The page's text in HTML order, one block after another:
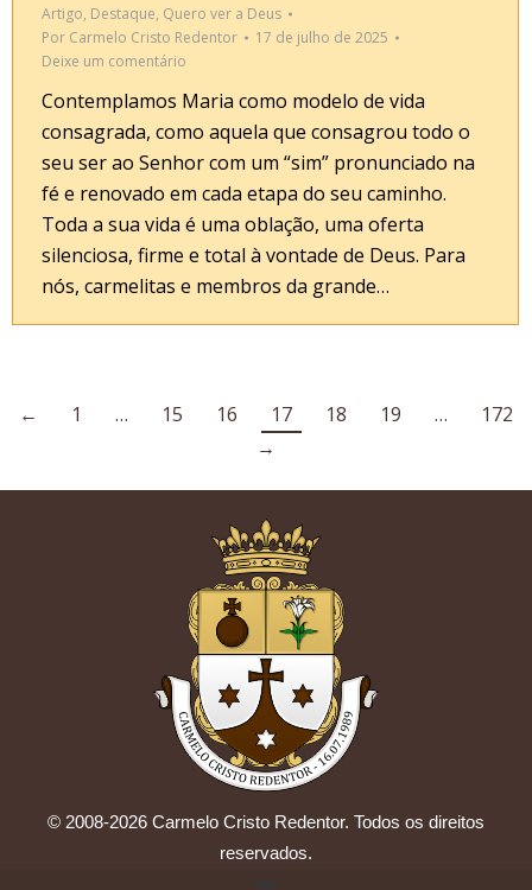
Artigo, Destaque, Quero ver a Deus
Por Carmelo Cristo Redentor
17 de julho de 2025
Deixe um comentário
Contemplamos Maria como modelo de vida
consagrada, como aquela que consagrou todo o
seu ser ao Senhor com um “sim” pronunciado na
fé e renovado em cada etapa do seu caminho.
Toda a sua vida é uma oblação, uma oferta
silenciosa, firme e total à vontade de Deus. Para
nós, carmelitas e membros da grande…
← 1 … 15 16 17 18 19 …
172
→
© 2008-2026 Carmelo Cristo Redentor. Todos os direitos
reservados.